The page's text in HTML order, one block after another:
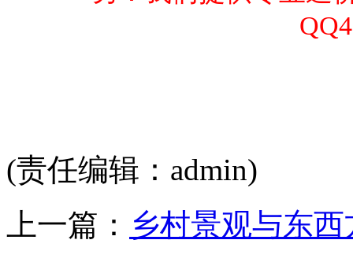
(责任编辑：admin)
上一篇： 乡村景观与东